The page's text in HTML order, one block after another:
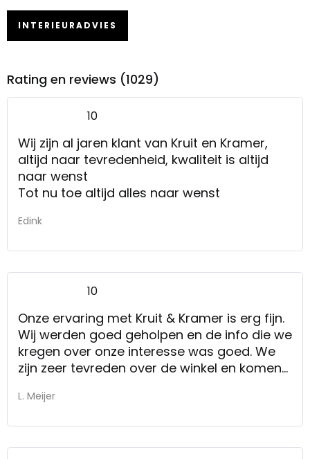
INTERIEURADVIES
Rating en reviews (1029)
10
Wij zijn al jaren klant van Kruit en Kramer,
altijd naar tevredenheid, kwaliteit is altijd
naar wenst
Tot nu toe altijd alles naar wenst
Edink
10
Onze ervaring met Kruit & Kramer is erg fijn.
Wij werden goed geholpen en de info die we
kregen over onze interesse was goed. We
zijn zeer tevreden over de winkel en komen
L. Meijer